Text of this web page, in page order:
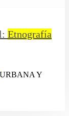
Etnografía
URBANA Y